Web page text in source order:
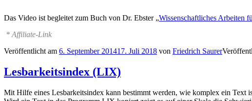
Das Video ist begleitet zum Buch von Dr. Ebster „Wissenschaftliches Arbeiten
* Affiliate-Link
Veröffentlicht am 6. September 201417. Juli 2018 von Friedrich Saurer
Lesbarkeitsindex (LIX)
Mit Hilfe eines Lesbarkeitsindex kann bestimmt werden, wie komplex ein Text